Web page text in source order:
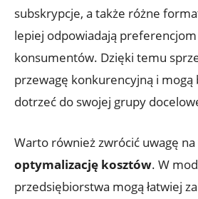
⁢subskrypcje, a⁢ także ​różne
lepiej odpowiadają preferencjom
konsumentów. Dzięki temu
‍przewagę konkurencyjną ⁣i mogą
dotrzeć do swojej grupy
Warto również zwrócić uwagę‌ na
optymalizację ‌kosztów. W
przedsiębiorstwa mogą łatwiej